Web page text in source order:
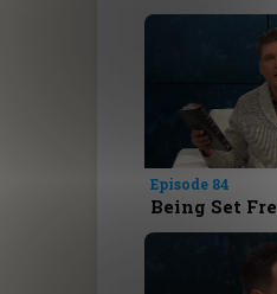
Episode 84
Being Set